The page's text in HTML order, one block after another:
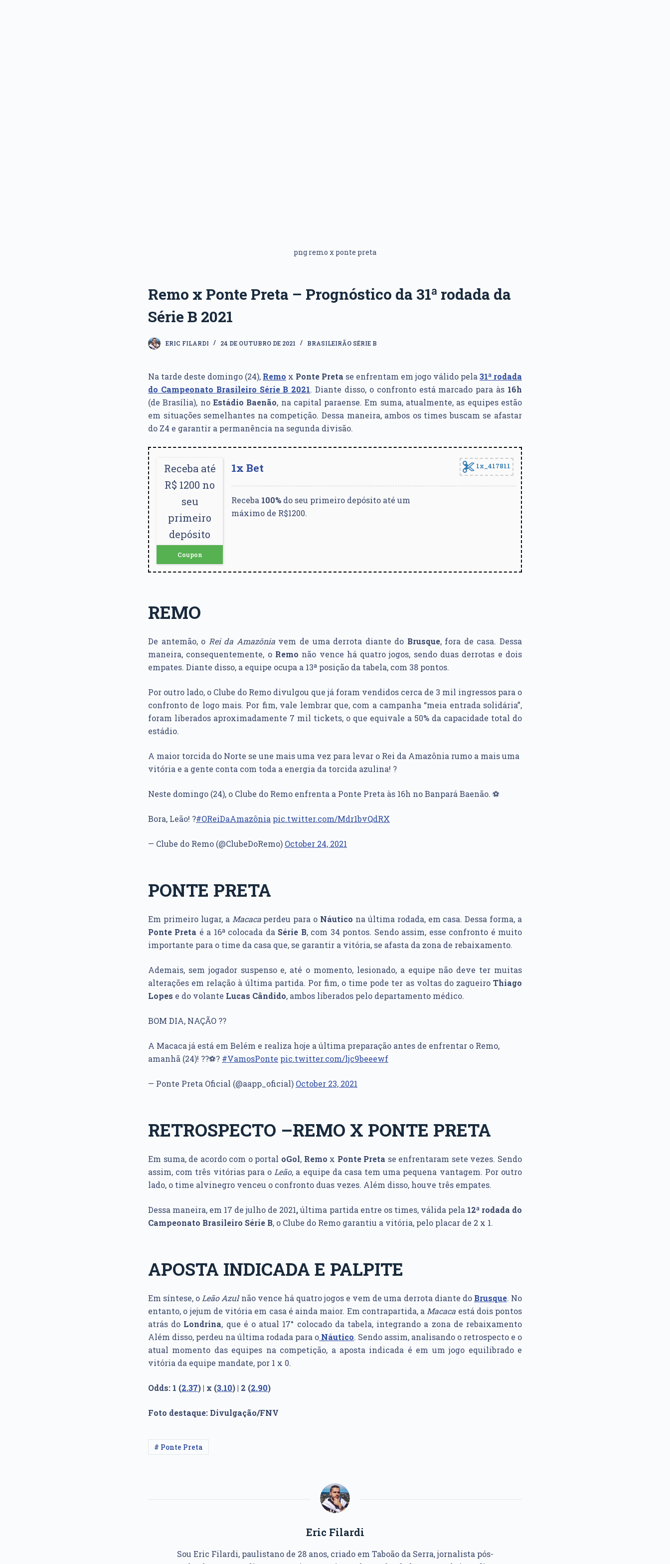
png remo x ponte preta
Remo x Ponte Preta – Prognóstico da 31ª rodada da
Série B 2021
ERIC FILARDI 24 DE OUTUBRO DE 2021 BRASILEIRÃO SÉRIE B
Na tarde deste domingo (24), Remo x Ponte Preta se enfrentam em jogo válido pela 31ª rodada
do Campeonato Brasileiro Série B 2021. Diante disso, o confronto está marcado para às 16h
(de Brasília), no Estádio Baenão, na capital paraense. Em suma, atualmente, as equipes estão
em situações semelhantes na competição. Dessa maneira, ambos os times buscam se afastar
do Z4 e garantir a permanência na segunda divisão.
Receba até
R$ 1200 no
seu
primeiro
depósito
Coupon
1x Bet 1x_417811
Receba 100% do seu primeiro depósito até um
máximo de R$1200.
REMO
De antemão, o Rei da Amazôniavem de uma derrota diante do Brusque, fora de casa. Dessa
maneira, consequentemente, o Remo não vence há quatro jogos, sendo duas derrotas e dois
empates. Diante disso, a equipe ocupa a 13ª posição da tabela, com 38 pontos.
Por outro lado, o Clube do Remo divulgou que já foram vendidos cerca de 3 mil ingressos para o
confronto de logo mais. Por fim, vale lembrar que, com a campanha “meia entrada solidária”,
foram liberados aproximadamente 7 mil tickets, o que equivale a 50% da capacidade total do
estádio.
A maior torcida do Norte se une mais uma vez para levar o Rei da Amazônia rumo a mais uma
vitória e a gente conta com toda a energia da torcida azulina! ?
Neste domingo (24), o Clube do Remo enfrenta a Ponte Preta às 16h no Banpará Baenão. ⚽
Bora, Leão! ?#OReiDaAmazônia pic.twitter.com/Mdr1bvQdRX
— Clube do Remo (@ClubeDoRemo) October 24, 2021
PONTE PRETA
Em primeiro lugar, a Macacaperdeu para o Náutico na última rodada, em casa. Dessa forma, a
Ponte Preta é a 16ª colocada da Série B, com 34 pontos. Sendo assim, esse confronto é muito
importante para o time da casa que, se garantir a vitória, se afasta da zona de rebaixamento.
Ademais, sem jogador suspenso e, até o momento, lesionado, a equipe não deve ter muitas
alterações em relação à última partida. Por fim, o time pode ter as voltas do zagueiro Thiago
Lopes e do volante Lucas Cândido, ambos liberados pelo departamento médico.
BOM DIA, NAÇÃO ??
A Macaca já está em Belém e realiza hoje a última preparação antes de enfrentar o Remo,
amanhã (24)! ??⚽️? #VamosPonte pic.twitter.com/ljc9beeewf
— Ponte Preta Oficial (@aapp_oficial) October 23, 2021
RETROSPECTO –REMO X PONTE PRETA
Em suma, de acordo com o portal oGol, Remo x Ponte Preta se enfrentaram sete vezes. Sendo
assim, com três vitórias para o Leão, a equipe da casa tem uma pequena vantagem. Por outro
lado, o time alvinegro venceu o confronto duas vezes. Além disso, houve três empates.
Dessa maneira, em 17 de julho de 2021,última partida entre os times, válida pela 12ª rodada do
Campeonato Brasileiro Série B, o Clube do Remo garantiu a vitória, pelo placar de 2 x 1.
APOSTA INDICADA E PALPITE
Em síntese, o Leão Azulnão vence há quatro jogos e vem de uma derrota diante do Brusque. No
entanto, o jejum de vitória em casa é ainda maior. Em contrapartida, a Macaca está dois pontos
atrás do Londrina, que é o atual 17° colocado da tabela, integrando a zona de rebaixamento
Além disso, perdeu na última rodada para o Náutico. Sendo assim, analisando o retrospecto e o
atual momento das equipes na competição, a aposta indicada é em um jogo equilibrado e
vitória da equipe mandate, por 1 x 0.
Odds: 1 (2.37) | x (3.10) | 2 (2.90)
Foto destaque: Divulgação/FNV
# Ponte Preta
Eric Filardi
Sou Eric Filardi, paulistano de 28 anos, criado em Taboão da Serra, jornalista pós-